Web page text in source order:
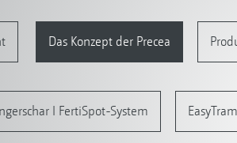
Das Konzept der Precea
I FertiSpot-System EasyTram